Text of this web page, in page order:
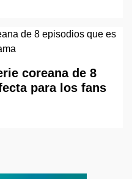
coreana de 8
para los fans